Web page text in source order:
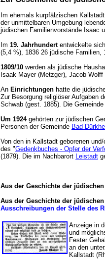
Im ehemals kurpfälzischen
der unmittelbaren Umgebung
jüdischen Familienvorstände Isaac
Im 19. Jahrhundertentwickelte
(5,4 %), 1836 26 jüdische Familien,
1809/10 werden als jüdische
Isaak Mayer (Metzger), Jacob Wolff
An Einrichtungen hatte die
Zur Besorgung religiöser Aufgaben
Schwab (gest. 1885). Die
Um 1924gehörten zur jüdischen
Personen der Gemeinde Bad
Von den in Kallstadt geborenen
des "Gedenkbuches - Opfer der
(1879). Die im Nachbarort Leistadt
Aus der Geschichte der
Aus der Geschichte der
Ausschreibungen der Stelle des
Anzeige in
und
Fester
an den
Kallstadt